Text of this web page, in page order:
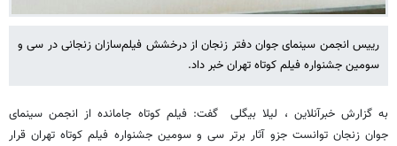
رییس انجمن سینمای جوان دفتر زنجان از درخشش فیلم‌سازان زنجانی در سی و
سومین جشنواره فیلم کوتاه تهران خبر داد.
به گزارش خبرآنلاین ، لیلا بیگلی گفت: فیلم کوتاه جامانده از انجمن سینمای
جوان زنجان توانست جزو آثار برتر سی و سومین جشنواره فیلم کوتاه تهران قرار